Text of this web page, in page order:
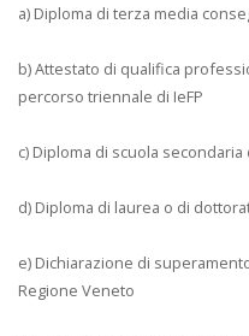
a) Diploma di terza media
b) Attestato di qualifica
percorso triennale di IeFP
c) Diploma di scuola
d) Diploma di laurea o di
e) Dichiarazione di
Regione Veneto